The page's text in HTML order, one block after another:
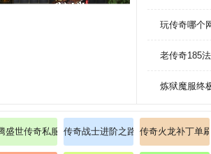
玩传奇哪个
老传奇185
炼狱魔服终
秒杀屠龙
盛世传奇私服：畅玩龙腾盛世版本，缔造无双神话
传奇战士进阶之路：从菜鸟到战神
传奇火龙补丁单